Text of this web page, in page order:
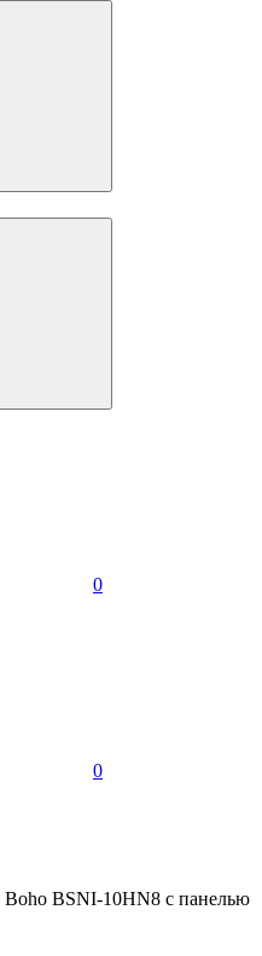
0
0
BSNI-10HN8 с панелью